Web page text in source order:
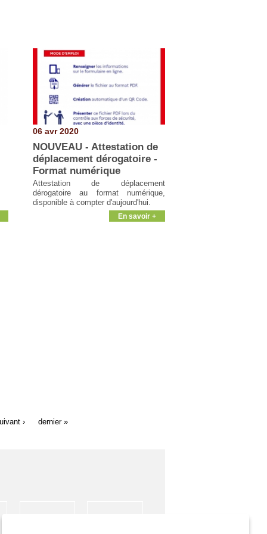
06 avr 2020
NOUVEAU - Attestation de
déplacement dérogatoire -
Format numérique
Attestation de déplacement
dérogatoire au format numérique,
disponible à compter d'aujourd'hui.
En savoir +
› dernier »